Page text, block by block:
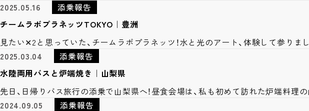
2025.05.16
添乗報告
チームラボプラネッツTOKYO｜豊洲
見たい✕2と思っていた、チームラボプラネッツ！水と光のアート、体験して参りまし
2025.03.04
添乗報告
水陸両用バスと炉端焼き｜山梨県
先日、日帰りバス旅行の添乗で山梨県へ！昼食会場は、私も初めて訪れた炉端料理
2024.09.05
添乗報告